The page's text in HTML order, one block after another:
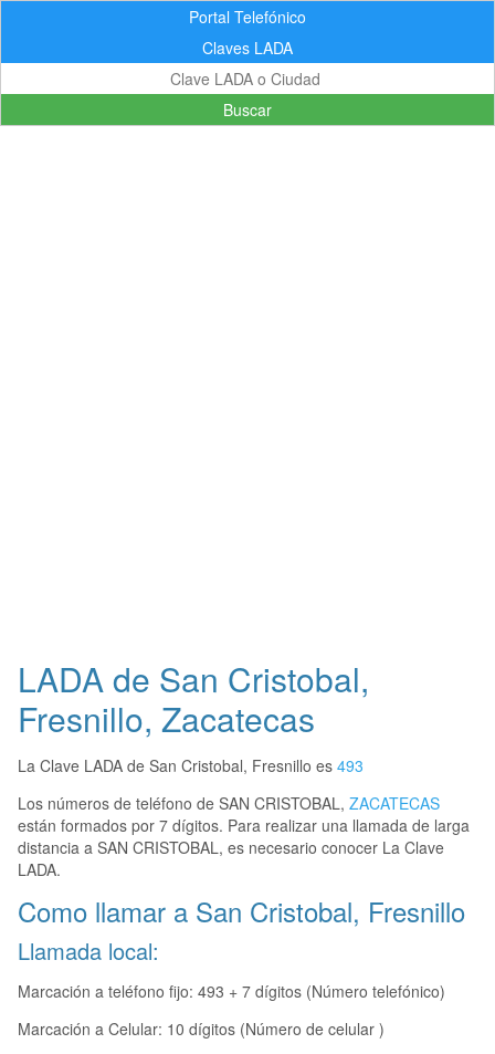
Portal Telefónico
Claves LADA
Buscar
LADA de San Cristobal,
Fresnillo, Zacatecas
La Clave LADA de San Cristobal, Fresnillo es 493
Los números de teléfono de SAN CRISTOBAL, ZACATECAS
están formados por 7 dígitos. Para realizar una llamada de larga
distancia a SAN CRISTOBAL, es necesario conocer La Clave
LADA.
Como llamar a San Cristobal, Fresnillo
Llamada local:
Marcación a teléfono fijo: 493 + 7 dígitos (Número telefónico)
Marcación a Celular: 10 dígitos (Número de celular )